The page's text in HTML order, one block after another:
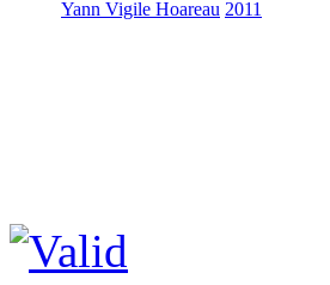
Yann Vigile Hoareau 2011